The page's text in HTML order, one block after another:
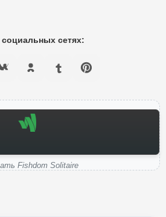
сетях:
Fishdom Solitaire